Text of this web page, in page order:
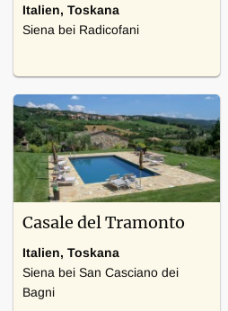
Italien, Toskana
Siena bei Radicofani
Heizung, Internetverbindung
Casale del Tramonto
Italien, Toskana
Siena bei San Casciano dei
Bagni